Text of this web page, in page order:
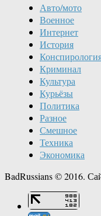
Авто/мото
Военное
Интернет
История
Криминал
Культура
Курьёзы
Политика
Разное
Смешное
Техника
Экономика
BadRussians © 2016.